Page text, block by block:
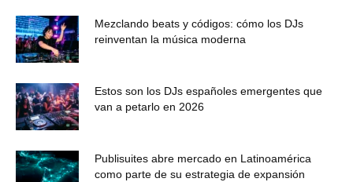
Mezclando beats y códigos: cómo los DJs
reinventan la música moderna
Estos son los DJs españoles emergentes que
van a petarlo en 2026
Publisuites abre mercado en Latinoamérica
como parte de su estrategia de expansión